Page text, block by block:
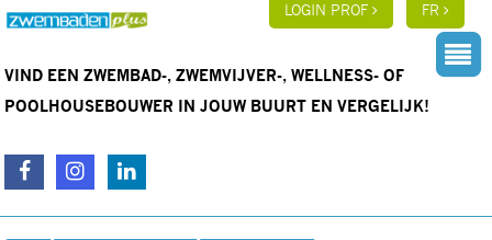
LOGIN PROF FR
VIND EEN ZWEMBAD-, ZWEMVIJVER-, WELLNESS- OF
POOLHOUSEBOUWER IN JOUW BUURT EN VERGELIJK!